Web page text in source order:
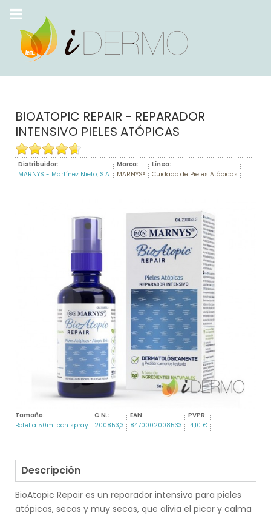
BIOATOPIC REPAIR - REPARADOR
INTENSIVO PIELES ATÓPICAS
Distribuidor:
MARNYS - Martínez Nieto, S.A.
Marca:
MARNYS®
Línea:
Cuidado de Pieles Atópicas
Tamaño:
Botella 50ml con spray
C.N.:
200853,3
EAN:
8470002008533
PVPR:
14,10 €
Descripción
BioAtopic Repair es un reparador intensivo para pieles
atópicas, secas y muy secas, que alivia el picor y calma